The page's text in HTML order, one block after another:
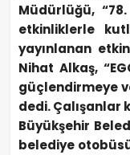
Müdürlüğü,
etkinliklerle
yayınlanan
Nihat Alkaş,
güçlendirmeye
dedi.
Büyükşehir
belediye